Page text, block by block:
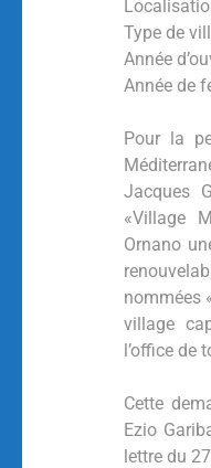
Type de
Année
Année de
Pour la
Jacques
«Village
Ornano
nommées
village
l’office de
Cette
Ezio
lettre du